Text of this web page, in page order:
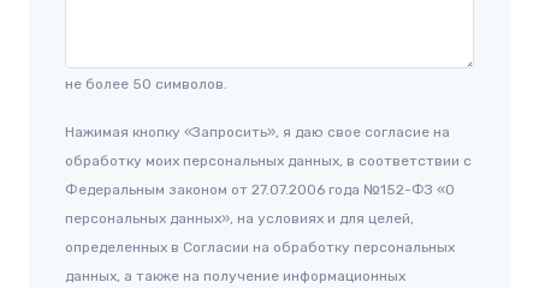
не более 50 символов.
Нажимая кнопку «Запросить», я даю свое согласие на
обработку моих персональных данных, в соответствии с
Федеральным законом от 27.07.2006 года №152-ФЗ «О
персональных данных», на условиях и для целей,
определенных в Согласии на обработку персональных
данных, а также на получение информационных